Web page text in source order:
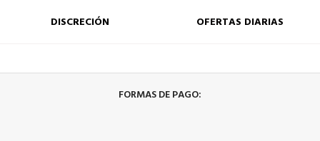
DISCRECIÓN
OFERTAS DIARIAS
FORMAS DE PAGO: